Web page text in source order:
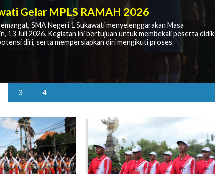
Semangat Kebersamaan
1 Sukawati yang dilaksanakan pada Jumat, 17 Juli 2026.
membangun semangat berprestasi dan karakter unggul di
Gelar MPLS RAMAH 2026
SMA Negeri 1 Sukawati menyelenggarakan Masa
13 Juli 2026. Kegiatan ini bertujuan untuk membekali peserta didik
diri, serta mempersiapkan diri mengikuti proses
1 Sukawati
dinyatakan diterima melalui Sistem Penerimaan Murid Baru
Kembali Bersekolah untuk Meraih Masa
SMA membuka kesempatan bagi masyarakat untuk melanjutkan
1 Sukawati sebagai sekolah induk penyelenggara di Provinsi
3 4